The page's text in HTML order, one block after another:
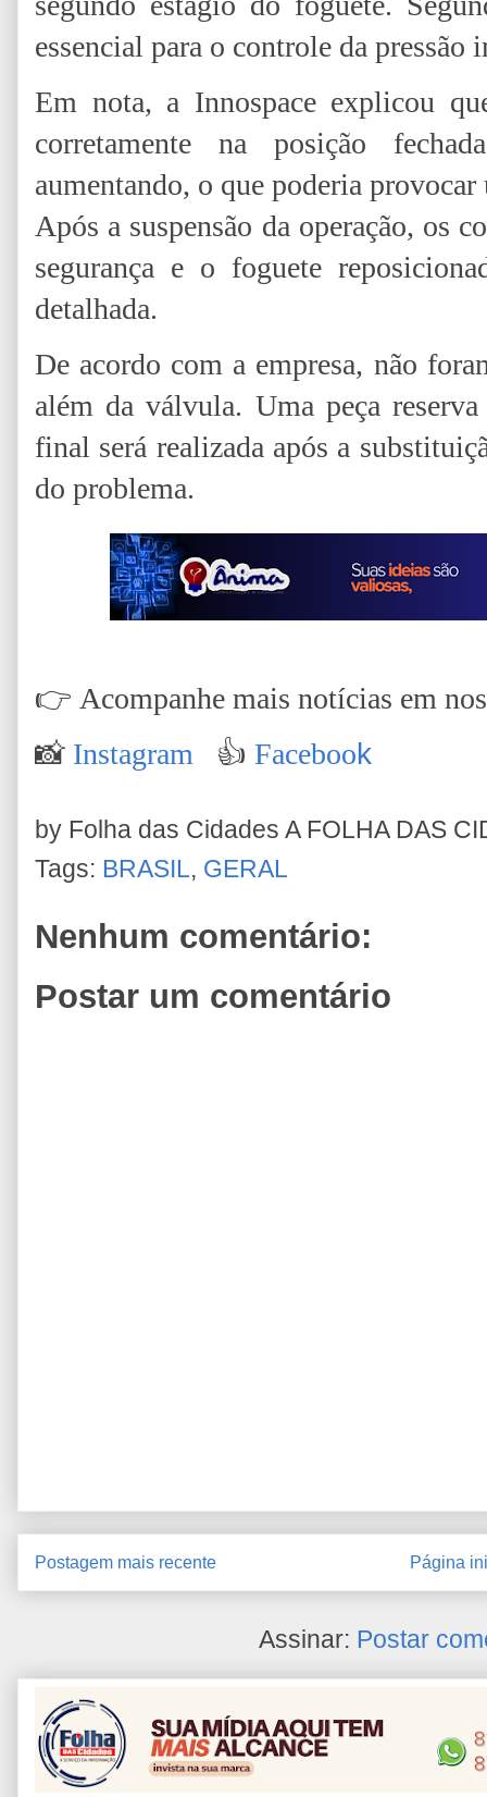
essencial para o controle da pressão
Em nota, a Innospace explicou
corretamente na posição
aumentando, o que poderia
Após a suspensão da operação, os
segurança e o foguete
detalhada.
De acordo com a empresa, não
além da válvula. Uma peça
final será realizada após a
do problema.
👉 Acompanhe mais notícias em
📸 Instagram 👍 Facebook
by Folha das Cidades A FOLHA DAS
Tags: BRASIL, GERAL
Nenhum comentário:
Postar um comentário
Postagem mais recente Página
Assinar: Postar